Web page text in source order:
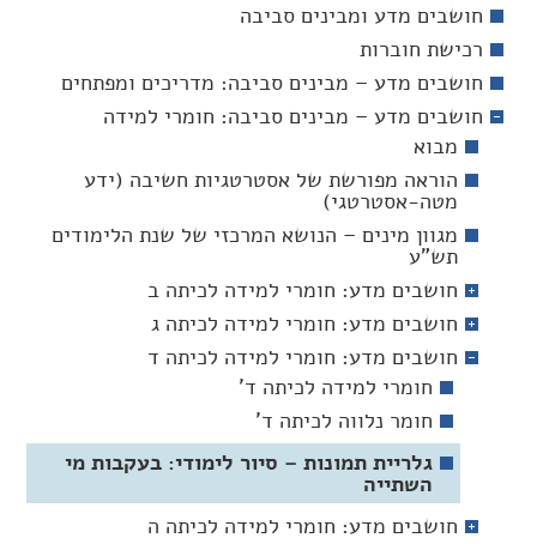
חושבים מדע ומבינים סביבה
רכישת חוברות
חושבים מדע – מבינים סביבה: מדריכים ומפתחים
חושבים מדע – מבינים סביבה: חומרי למידה
מבוא
הוראה מפורשת של אסטרטגיות חשיבה (ידע
מטה-אסטרטגי)
מגוון מינים – הנושא המרכזי של שנת הלימודים
תש"ע
חושבים מדע: חומרי למידה לכיתה ב
חושבים מדע: חומרי למידה לכיתה ג
חושבים מדע: חומרי למידה לכיתה ד
חומרי למידה לכיתה ד'
חומר נלווה לכיתה ד'
גלריית תמונות – סיור לימודי: בעקבות מי
השתייה
חושבים מדע: חומרי למידה לכיתה ה